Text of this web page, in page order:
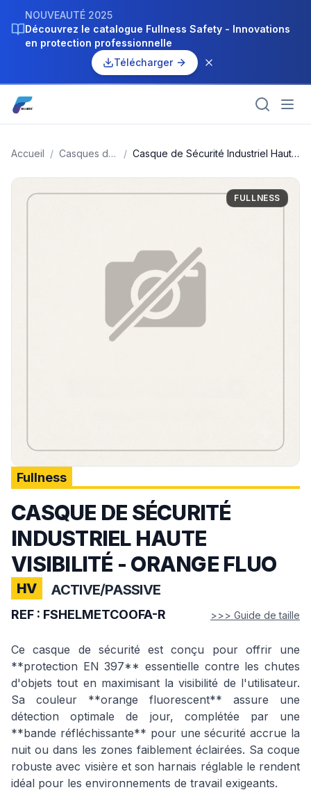
NOUVEAUTÉ 2025
Découvrez le catalogue Fullness Safety - Innovations
en protection professionnelle
Télécharger
Accueil / Casques de
/ Casque de Sécurité Industriel Haute
FULLNESS
Fullness
CASQUE DE SÉCURITÉ
INDUSTRIEL HAUTE
VISIBILITÉ - ORANGE FLUO
HV ACTIVE/PASSIVE
REF : FSHELMETCOOFA-R >>> Guide de taille
Ce casque de sécurité est conçu pour offrir une
**protection EN 397** essentielle contre les chutes
d'objets tout en maximisant la visibilité de l'utilisateur.
Sa couleur **orange fluorescent** assure une
détection optimale de jour, complétée par une
**bande réfléchissante** pour une sécurité accrue la
nuit ou dans les zones faiblement éclairées. Sa coque
robuste avec visière et son harnais réglable le rendent
idéal pour les environnements de travail exigeants.